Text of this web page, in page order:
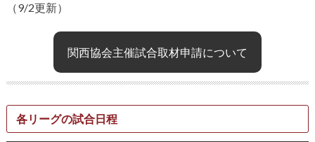
（9/2更新）
関西協会主催試合取材申請について
各リーグの試合日程